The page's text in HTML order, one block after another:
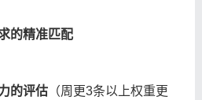
的精准匹配​
的评估​​（周更3条以上权重更